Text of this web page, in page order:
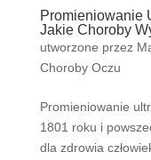
Promieniowanie
Jakie Choroby
utworzone przez
Choroby Oczu
Promieniowanie
1801 roku i
dla zdrowia